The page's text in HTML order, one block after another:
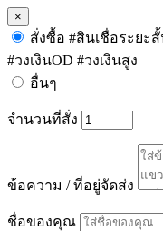
×
สั่งซื้อ #สินเชื่อระยะ
#วงเงินOD #วงเงินสูง
อื่นๆ
จำนวนที่สั่ง
ข้อความ / ที่อยู่จัดส่ง
ชื่อของคุณ